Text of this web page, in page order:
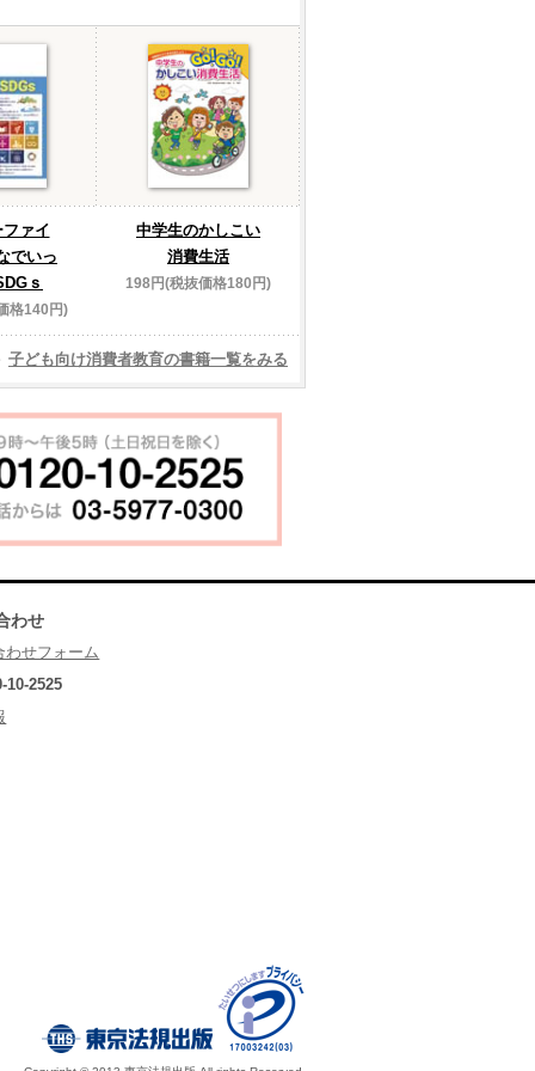
ァイ
でいっ
ｓ
格140円)
中学生のかしこい
消費生活
198円(税抜価格180円)
子ども向け消費者教育の書籍一覧をみる
わせ
わせフォーム
10-2525